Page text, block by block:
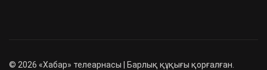
© 2026 «Хабар» телеарнасы | Барлық құқығы қорғалған.